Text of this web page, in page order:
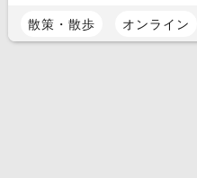
散策・散歩 オンライン